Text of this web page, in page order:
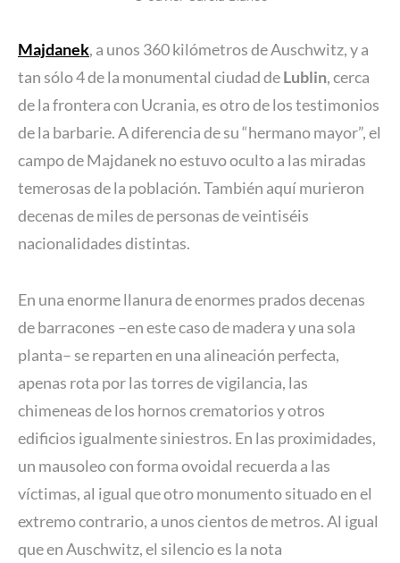
Majdanek, a unos 360 kilómetros de Auschwitz, y a
tan sólo 4 de la monumental ciudad deLublin, cerca
de la frontera con Ucrania, es otro de los testimonios
de la barbarie. A diferencia de su “hermano mayor”, el
campo de Majdanek no estuvo oculto a las miradas
temerosas de la población. También aquí murieron
decenas de miles de personas de veintiséis
nacionalidades distintas.
En una enorme llanura de enormes prados decenas
de barracones –en este caso de madera y una sola
planta– se reparten en una alineación perfecta,
apenas rota por las torres de vigilancia, las
chimeneas de los hornos crematorios y otros
edificios igualmente siniestros. En las proximidades,
un mausoleo con forma ovoidal recuerda a las
víctimas, al igual que otro monumento situado en el
extremo contrario, a unos cientos de metros. Al igual
que en Auschwitz, el silencio es la nota